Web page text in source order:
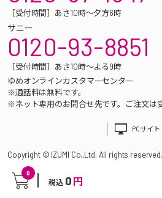
0
税込 0 円
［受付時間］あさ10時～夕方6時
サニー
0120-93-8851
［受付時間］あさ10時～よる9時
ゆめオンラインカスタマーセンター
※通話料は無料です。
※ネット専用のお問合せ先です。ご注文は
PCサイト
Copyright © IZUMI Co.,Ltd. All rights reserved.